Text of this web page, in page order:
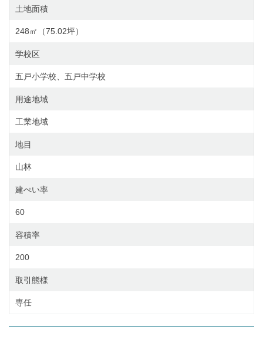
土地面積
248㎡（75.02坪）
学校区
五戸小学校、五戸中学校
用途地域
工業地域
地目
山林
建ぺい率
60
容積率
200
取引態様
専任